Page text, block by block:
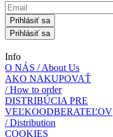
Prihlásiť sa
Prihlásiť sa
Info
O NÁS / About Us
AKO NAKUPOVAŤ
/ How to order
DISTRIBÚCIA PRE
VEĽKOODBERATEĽOV
/ Distribution
COOKIES